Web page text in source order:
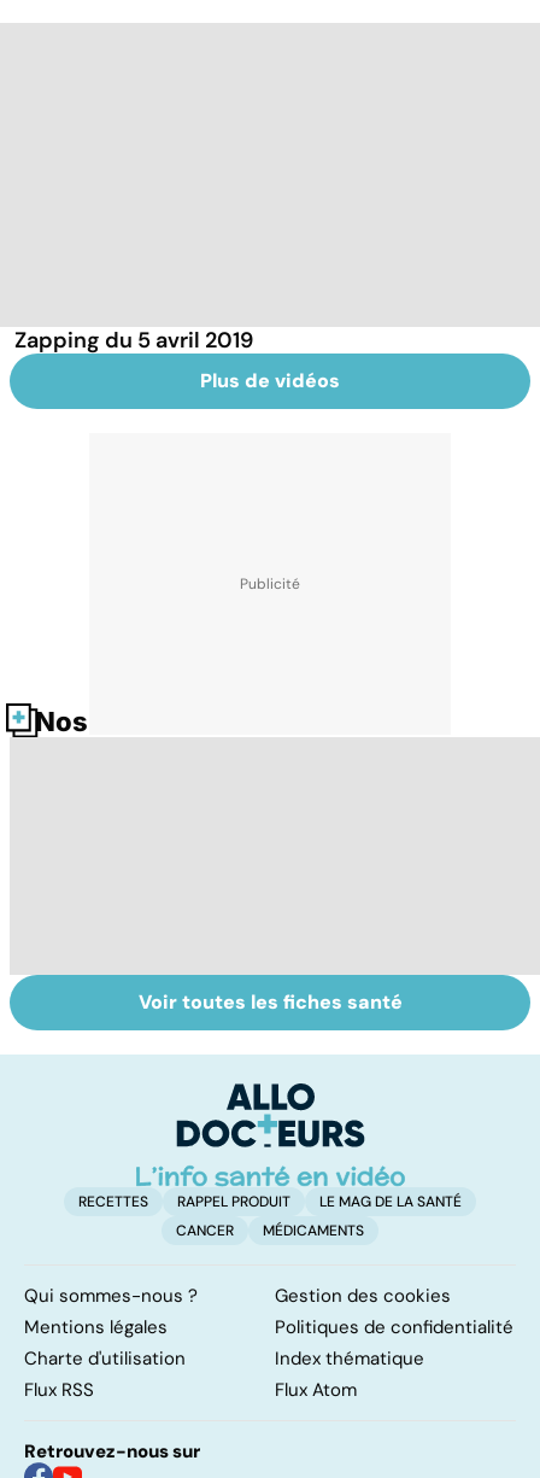
Zapping du 5 avril 2019
Plus de vidéos
Nos fiches santé
Tout savoir sur
les infections
Inflammation des
amygdales : que
d'angine ?
Voir toutes les fiches santé
RECETTES RAPPEL PRODUIT
LE MAG DE LA SANTÉ
CANCER
MÉDICAMENTS
Qui sommes-nous ?
Gestion des cookies
Mentions légales
Politiques de confidentialité
Charte d'utilisation
Index thématique
Flux RSS
Flux Atom
Retrouvez-nous sur